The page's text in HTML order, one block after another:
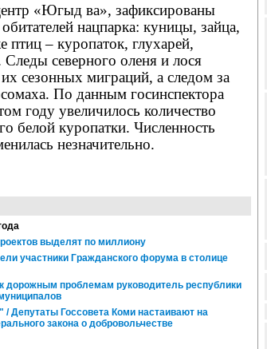
«Югыд ва», зафиксированы
нацпарка: куницы, зайца,
птиц – куропаток, глухарей,
Следы северного оленя и лося
сезонных миграций, а следом за
По данным госинспектора
году увеличилось количество
белой куропатки. Численность
незначительно.
выделят по миллиону
участники Гражданского форума в столице
проблемам руководитель республики
/ Депутаты Госсовета Коми настаивают на
закона о добровольчестве